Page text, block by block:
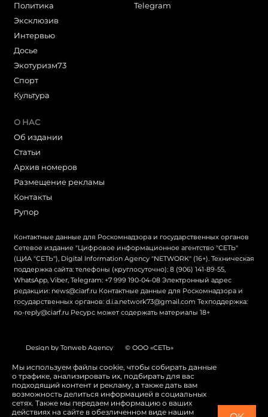
Политика
Эксклюзив
Интервью
Досье
Экотуризм73
Cпорт
Культура
Telegram
О НАС
Об издании
Статьи
Архив номеров
Размещение рекламы
Контакты
Рупор
Контактные данные для Роскомнадзора и государственных органов
Сетевое издание "Цифровое информационное агентство "СЕТЬ"
(ЦИА "СЕТЬ"), Digital Information Agency "NETWORK" (16+). Техническая
поддержка сайта: телефоны (круглосуточно): 8 (906) 141-89-55,
WhatsApp, Viber, Telegram: +7 999 190-04-08 Электронный адрес
редакции: news@ciarf.ru Контактные данные для Роскомнадзора и
государственных органов: d.i.a.network73@gmail.com Техподдержка:
no-reply@ciarf.ru Ресурс может содержать материалы 18+
Design by Tonweb Agency © ООО «СЕТЬ»
Политика конфиденциальности Карта сайта
Switch to English
Мы используем файлы cookie, чтобы собирать данные
о трафике, анализировать их, подбирать для вас
подходящий контент и рекламу, а также дать вам
возможность делиться информацией в социальных
сетях. Также мы передаем информацию о ваших
действиях на сайте в обезличенном виде нашим